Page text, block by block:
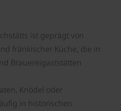
ist geprägt von
fränkischer Küche, die in
Brauereigaststätten
Knödel oder
in historischen